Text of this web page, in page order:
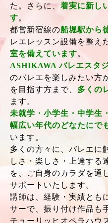
た。さらに、 着実に新し
す。
都営新宿線の船堀駅から
レエレッスン設備を整え
室を備えています。
ASHIKAWA バレエスタ
のバレエを楽しみたい方
を目指す方まで、 多くの
ます。
未就学・小学生・中学生
幅広い年代のどなたにで
います。
多くの方々に、バレエに
しさ・楽しさ・上達す
を、ご自身のカラダを通
サポートいたします。
講師は、経験・実績とも
サーで、振り付け作品も
チューリッヒオペラハウ